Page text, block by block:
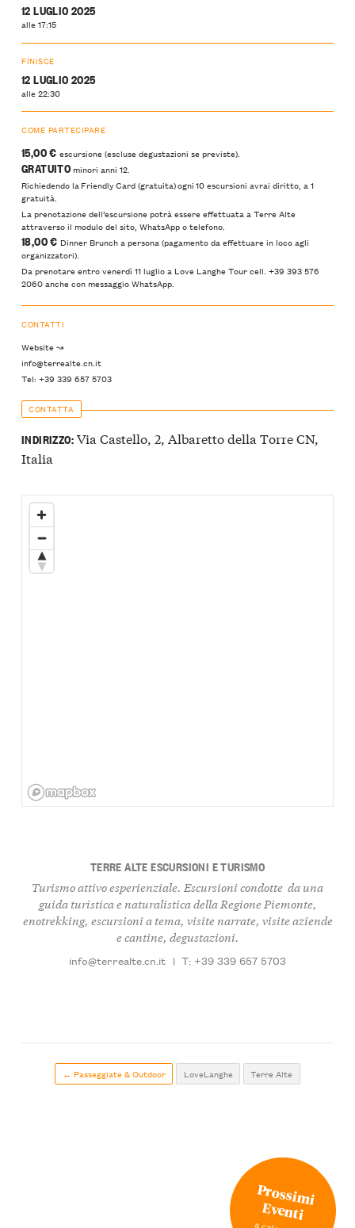
12 LUGLIO 2025
alle 17:15
FINISCE
12 LUGLIO 2025
alle 22:30
COME PARTECIPARE
15,00 € escursione (escluse degustazioni se previste).
GRATUITOminori anni 12.
Richiedendo la Friendly Card (gratuita) ogni 10 escursioni avrai diritto, a 1
gratuità.
La prenotazione dell’escursione potrà essere effettuata a Terre Alte
attraverso il modulo del sito, WhatsApp o telefono.
18,00 € Dinner Brunch a persona (pagamento da effettuare in loco agli
organizzatori).
Da prenotare entro venerdì 11 luglio a Love Langhe Tour cell. +39 393 576
2060 anche con messaggio WhatsApp.
CONTATTI
Website ↝
info@terrealte.cn.it
Tel: +39 339 657 5703
CONTATTA
INDIRIZZO:Via Castello, 2, Albaretto della Torre CN,
Italia
TERRE ALTE ESCURSIONI E TURISMO
Turismo attivo esperienziale. Escursioni condotte da una
guida turistica e naturalistica della Regione Piemonte,
enotrekking, escursioni a tema, visite narrate, visite aziende
e cantine, degustazioni.
info@terrealte.cn.it | T: +39 339 657 5703
← Passeggiate & Outdoor LoveLanghe Terre Alte
Prossimi
Eventi